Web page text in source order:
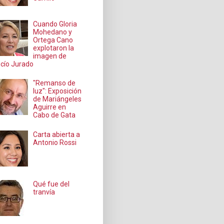
Cuando Gloria
Mohedano y
Ortega Cano
explotaron la
imagen de
Jurado
"Remanso de
luz": Exposición
de Mariángeles
Aguirre en
Cabo de Gata
Carta abierta a
Antonio Rossi
Qué fue del
tranvía